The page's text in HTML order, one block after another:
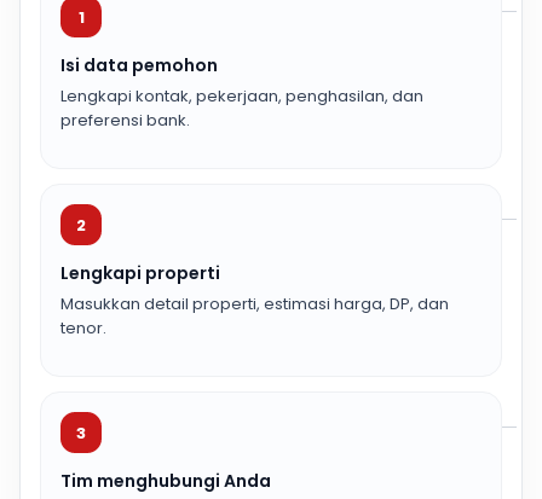
1
Isi data pemohon
Lengkapi kontak, pekerjaan, penghasilan, dan
preferensi bank.
2
Lengkapi properti
Masukkan detail properti, estimasi harga, DP, dan
tenor.
3
Tim menghubungi Anda